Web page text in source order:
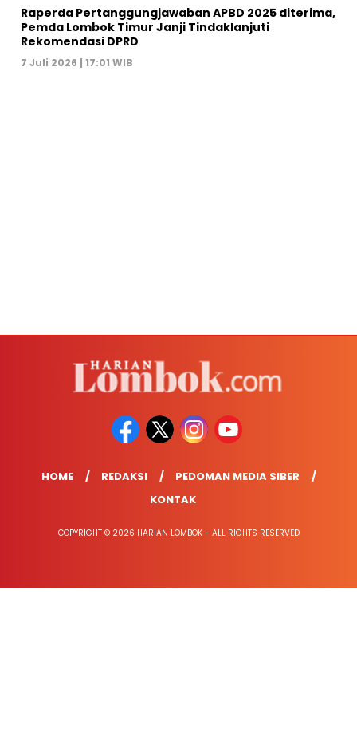
Raperda Pertanggungjawaban APBD 2025 diterima,
Pemda Lombok Timur Janji Tindaklanjuti
Rekomendasi DPRD
7 Juli 2026 | 17:01 WIB
HOME REDAKSI
PEDOMAN MEDIA SIBER
KONTAK
COPYRIGHT © 2026 HARIAN LOMBOK - ALL RIGHTS RESERVED